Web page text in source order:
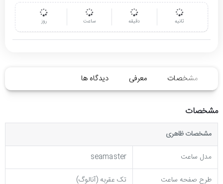
روز ساعت دقیقه ثانیه
مشخصات معرفی دیدگاه ها
مشخصات
مشخصات ظاهری
مدل ساعت
seamaster
طرح صفحه ساعت
تک عقربه (آنالوگ)